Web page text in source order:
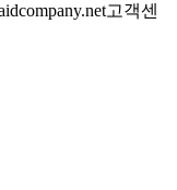
고객센